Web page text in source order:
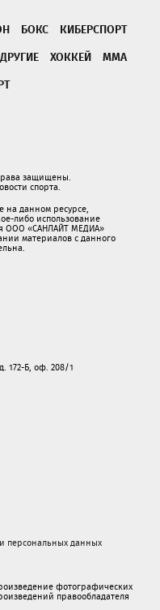
БОКС
КИБЕРСПОРТ
ДРУГИЕ ХОККЕЙ
ММА
защищены.
спорта.
на данном ресурсе,
либо использование
ООО «САНЛАЙТ МЕДИА»
материалов с данного
172-Б, оф. 208/1
персональных данных
фотографических
правообладателя